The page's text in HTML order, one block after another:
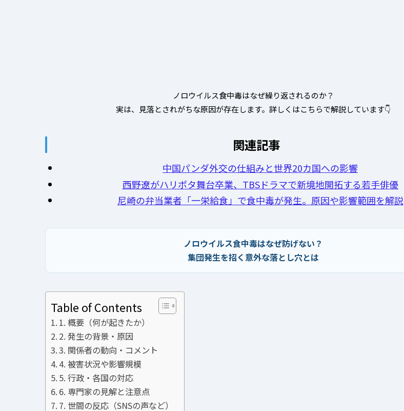
ノロウイルス食中毒はなぜ繰り返されるのか？
実は、見落とされがちな原因が存在します。詳しくはこちらで解説しています👇
関連記事
中国パンダ外交の仕組みと世界20カ国への影響
西野遼がハリポタ舞台卒業、TBSドラマで新境地開拓する若手俳優
尼崎の弁当業者「一栄給食」で食中毒が発生。原因や影響範囲を解説
ノロウイルス食中毒はなぜ防げない？
集団発生を招く意外な落とし穴とは
Table of Contents
1. 概要（何が起きたか）
2. 発生の背景・原因
3. 関係者の動向・コメント
4. 被害状況や影響規模
5. 行政・各国の対応
6. 専門家の見解と注意点
7. 世間の反応（SNSの声など）